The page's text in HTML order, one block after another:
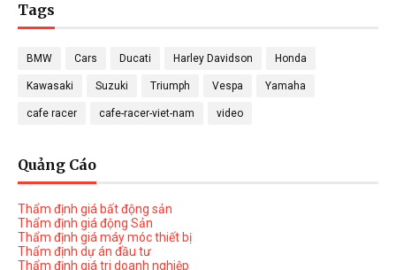
Tags
BMW Cars Ducati Harley Davidson Honda
Kawasaki Suzuki Triumph Vespa Yamaha
cafe racer cafe-racer-viet-nam video
Quảng Cáo
Thẩm định giá bất động sản
Thẩm định giá động Sản
Thẩm định giá máy móc thiết bị
Thẩm định dự án đầu tư
Thẩm định giá tri doanh nghiệp